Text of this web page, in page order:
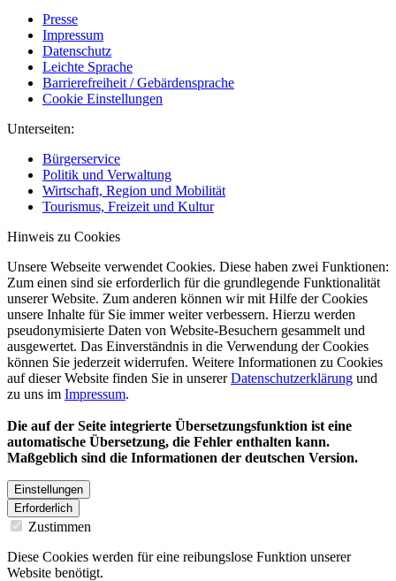
Presse
Impressum
Datenschutz
Leichte Sprache
Barrierefreiheit / Gebärdensprache
Cookie Einstellungen
Unterseiten:
Bürgerservice
Politik und Verwaltung
Wirtschaft, Region und Mobilität
Tourismus, Freizeit und Kultur
Hinweis zu Cookies
Unsere Webseite verwendet Cookies. Diese haben zwei Funktionen:
Zum einen sind sie erforderlich für die grundlegende Funktionalität
unserer Website. Zum anderen können wir mit Hilfe der Cookies
unsere Inhalte für Sie immer weiter verbessern. Hierzu werden
pseudonymisierte Daten von Website-Besuchern gesammelt und
ausgewertet. Das Einverständnis in die Verwendung der Cookies
können Sie jederzeit widerrufen. Weitere Informationen zu Cookies
auf dieser Website finden Sie in unsererDatenschutzerklärung und
zu uns im Impressum.
Die auf der Seite integrierte Übersetzungsfunktion ist eine
automatische Übersetzung, die Fehler enthalten kann.
Maßgeblich sind die Informationen der deutschen Version.
Einstellungen
Erforderlich
Zustimmen
Diese Cookies werden für eine reibungslose Funktion unserer
Website benötigt.